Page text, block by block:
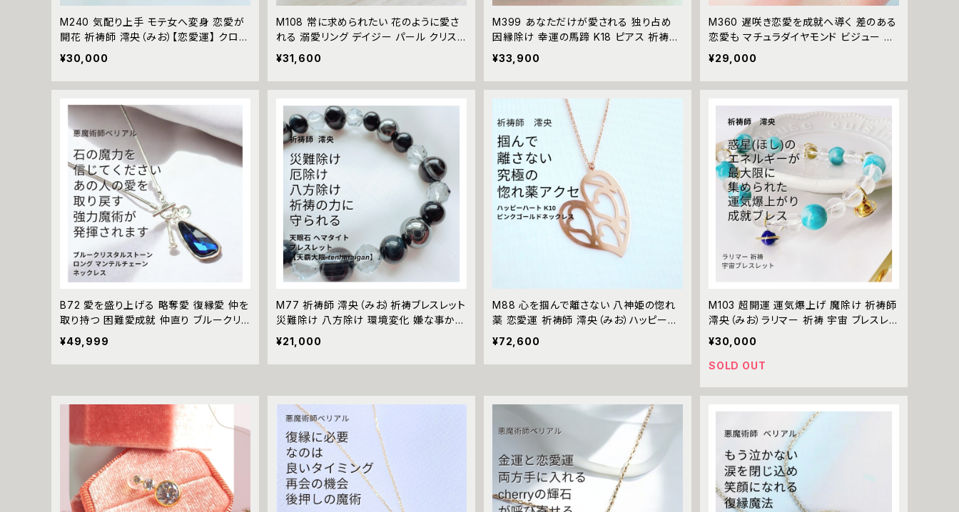
M240 気配り上手 モテ女へ変身 恋愛が
開花 祈祷師 澪央（みお）【恋愛運】 クロー
バー フラワー 祈祷リング 強力 指輪 恋愛
運 開運 アクセサリー お守り 縁結び 仲直
り 進展 遠距離 片想い 運気アップ 元サヤ
¥30,000
M108 常に求められたい 花のように愛さ
れる 溺愛リング デイジー パール クリスタ
ル フリーサイズ リング 祈祷師 澪央（み
お）【恋愛運】 祈祷リング 確実 成就 成功
指輪 大人気 モテる 運気改善 縁結び 強
ワーストーン おまじない 真珠 flower da
isy Pearl 叶う 指環 Ring
¥31,600
M399 あなただけが愛される 独り占め
因縁除け 幸運の馬蹄 K18 ピアス 祈祷師
澪央（みお）霊感 霊視 祈祷 祈願 良縁 厄
除け 強力 占い 魔術 ホースシュー お守
り 強力 不倫 略奪愛 人間関係 改善 縁切
¥33,900
M360 遅咲き恋愛を成就へ導く 差のある
恋愛も マチュラダイヤモンド ビジュー ラ
インリング 祈祷師 澪央（みお）【恋愛運】ス
クエア リング 指輪 15号 片想い 引き寄せ
成就 婚活 祈祷 叶える 愛される 祈祷 強
¥29,000
B72 愛を盛り上げる 略奪愛 復縁愛 仲を
取り持つ 困難愛成就 仲直り ブルークリ
スタルストーン ロング マンテルチェーン
ネックレス 悪魔術師 ベリアル パワースト
ーン 魔術 強力 悪魔術 黒魔術 おまじな
レット 復縁 仲直り お守り 開運 2WAY
¥49,999
M77 祈祷師 澪央（みお）祈祷ブレスレット
災難除け 八方除け 環境変化 嫌な事から
逃れる 天眼石 ヘマタイト スモーキークォ
ーツ オニキス【天覇大眼‐tenhataigan】
願望達成 霊感 霊視 祈祷 成就 男女兼用
強運 運気
¥21,000
M88 心を掴んで離さない 八神姫の惚れ
薬 恋愛運 祈祷師 澪央（みお）ハッピーハ
ート K10 ネックレス ピンクゴールド 縁結
び 略奪愛 モテる 好かれる 人気 美しくお
守り PINKGOLD Rosegold 10金 neckl
¥72,600
M103 超開運 運気爆上げ 魔除け 祈祷師
澪央（みお）ラリマー 祈祷 宇宙 ブレスレッ
ト 数珠 最強 人間関係 調和 仲直り 土星
パワーストーン BLUE 天然石
¥30,000
SOLD OUT